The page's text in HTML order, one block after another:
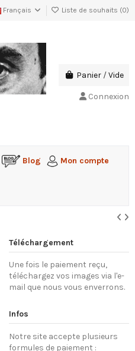
Français Liste de souhaits (0)
Panier /Vide
Connexion
Blog Mon compte
Téléchargement
Une fois le paiement reçu,
téléchargez vos images via l'e-
mail que nous vous enverrons.
Infos
Notre site accepte plusieurs
formules de paiement :